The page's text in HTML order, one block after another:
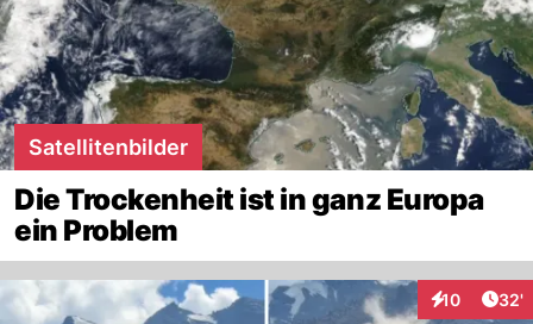
Satellitenbilder
Die Trockenheit ist in ganz Europa
ein Problem
10
Interaktionen
32'